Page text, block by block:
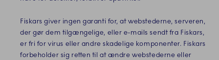
Fiskars giver ingen garanti for, at webstederne, serveren,
der gør dem tilgængelige, eller e-mails sendt fra Fiskars,
er fri for virus eller andre skadelige komponenter. Fiskars
forbeholder sig retten til at ændre webstederne eller